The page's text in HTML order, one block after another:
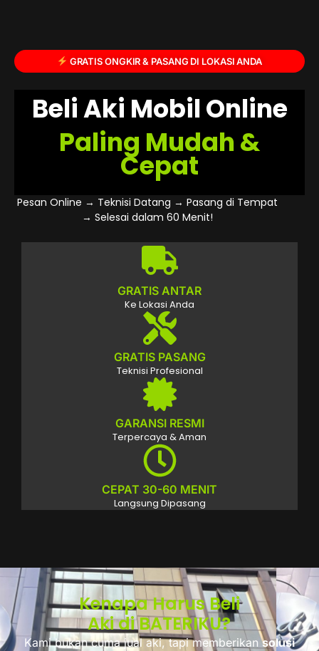
GRATIS ONGKIR & PASANG DI LOKASI ANDA
Beli Aki Mobil Online
Paling Mudah &
Cepat
Pesan Online → Teknisi Datang → Pasang di Tempat
→ Selesai dalam 60 Menit!
GRATIS ANTAR
Ke Lokasi Anda
GRATIS PASANG
Teknisi Profesional
GARANSI RESMI
Terpercaya & Aman
CEPAT 30-60 MENIT
Langsung Dipasang
Kenapa Harus Beli
Aki di BATERIKU?
Kami bukan cuma jual aki, tapi memberikansolusi